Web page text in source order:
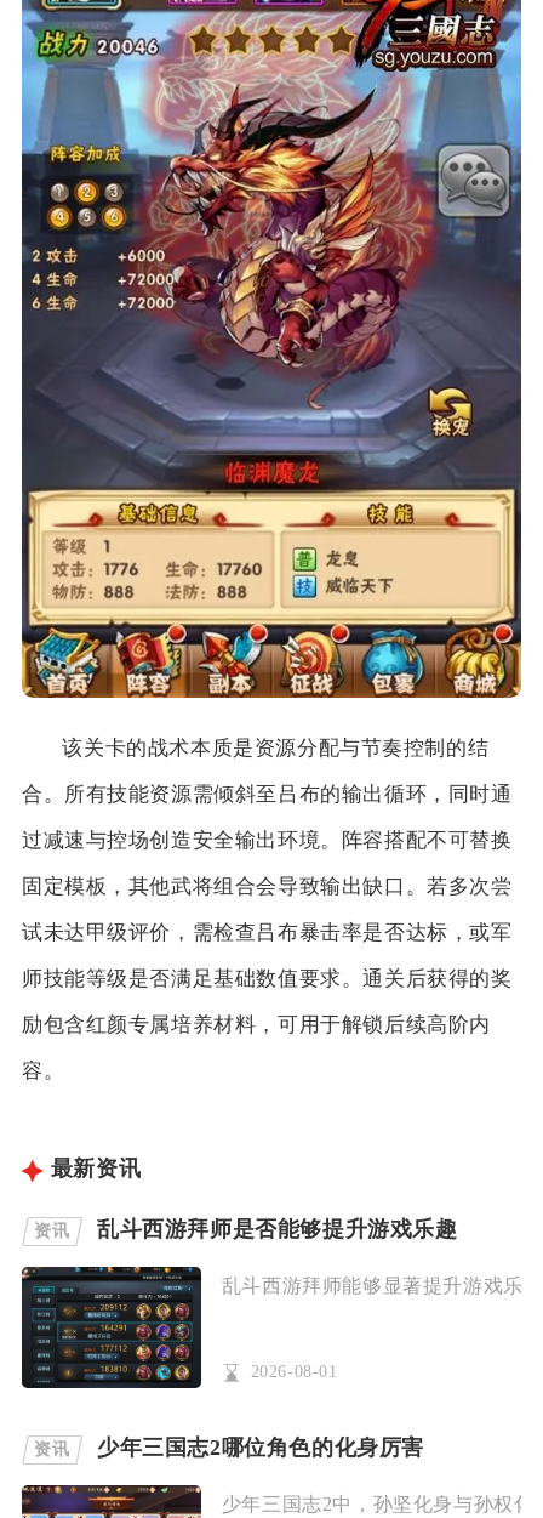
该关卡的战术本质是资源分配与节奏控制的结
合。所有技能资源需倾斜至吕布的输出循环，同时通
过减速与控场创造安全输出环境。阵容搭配不可替换
固定模板，其他武将组合会导致输出缺口。若多次尝
试未达甲级评价，需检查吕布暴击率是否达标，或军
师技能等级是否满足基础数值要求。通关后获得的奖
励包含红颜专属培养材料，可用于解锁后续高阶内
容。
最新资讯
资讯 乱斗西游拜师是否能够提升游戏乐趣
乱斗西游拜师能够显著提升游戏乐
2026-08-01
资讯 少年三国志2哪位角色的化身厉害
少年三国志2中，孙坚化身与孙权